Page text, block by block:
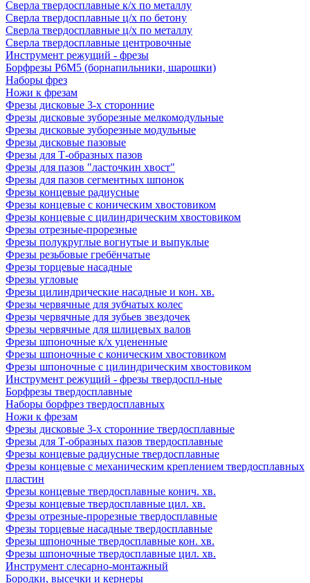
Сверла твердосплавные к/х по металлу
Сверла твердосплавные ц/х по бетону
Сверла твердосплавные ц/х по металлу
Сверла твердосплавные центровочные
Инструмент режущий - фрезы
Борфрезы Р6М5 (борнапильники, шарошки)
Наборы фрез
Ножи к фрезам
Фрезы дисковые 3-х сторонние
Фрезы дисковые зуборезные мелкомодульные
Фрезы дисковые зуборезные модульные
Фрезы дисковые пазовые
Фрезы для Т-образных пазов
Фрезы для пазов "ласточкин хвост"
Фрезы для пазов сегментных шпонок
Фрезы концевые радиусные
Фрезы концевые с коническим хвостовиком
Фрезы концевые с цилиндрическим хвостовиком
Фрезы отрезные-прорезные
Фрезы полукруглые вогнутые и выпуклые
Фрезы резьбовые гребёнчатые
Фрезы торцевые насадные
Фрезы угловые
Фрезы цилиндрические насадные и кон. хв.
Фрезы червячные для зубчатых колес
Фрезы червячные для зубьев звездочек
Фрезы червячные для шлицевых валов
Фрезы шпоночные к/х уцененные
Фрезы шпоночные с коническим хвостовиком
Фрезы шпоночные с цилиндрическим хвостовиком
Инструмент режущий - фрезы твердоспл-ные
Борфрезы твердосплавные
Наборы борфрез твердосплавных
Ножи к фрезам
Фрезы дисковые 3-х сторонние твердосплавные
Фрезы для Т-образных пазов твердосплавные
Фрезы концевые радиусные твердосплавные
Фрезы концевые с механическим креплением твердосплавных
пластин
Фрезы концевые твердосплавные конич. хв.
Фрезы концевые твердосплавные цил. хв.
Фрезы отрезные-прорезные твердосплавные
Фрезы торцевые насадные твердосплавные
Фрезы шпоночные твердосплавные кон. хв.
Фрезы шпоночные твердосплавные цил. хв.
Инструмент слесарно-монтажный
Бородки, высечки и кернеры